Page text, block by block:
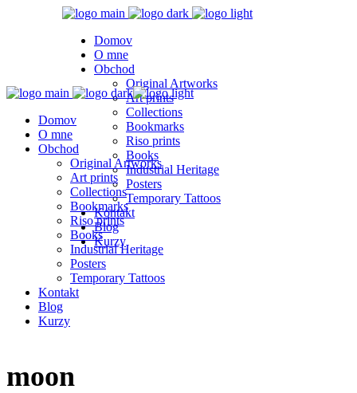
Domov
O mne
Obchod
Original Artworks
Art prints
Collections
Bookmarks
Riso prints
Books
Industrial Heritage
Posters
Temporary Tattoos
Kontakt
Blog
Kurzy
Domov
O mne
Obchod
Original Artworks
Art prints
Collections
Bookmarks
Riso prints
Books
Industrial Heritage
Posters
Temporary Tattoos
Kontakt
Blog
Kurzy
moon